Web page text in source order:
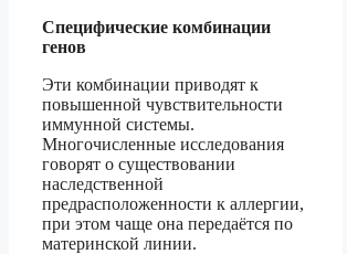
Специфические комбинации
генов
Эти комбинации приводят к
повышенной чувствительности
иммунной системы.
Многочисленные исследования
говорят о существовании
наследственной
предрасположенности к аллергии,
при этом чаще она передаётся по
материнской линии.